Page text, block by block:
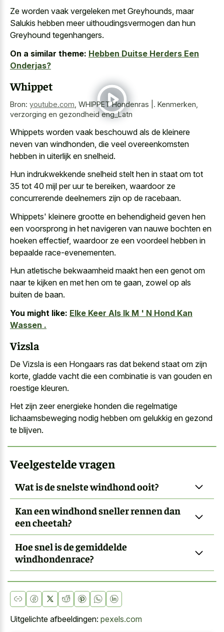
Ze worden vaak vergeleken met Greyhounds, maar
Salukis hebben meer uithoudingsvermogen dan hun
Greyhound tegenhangers.
On a similar theme: Hebben Duitse Herders Een
Onderjas?
Whippet
Bron: youtube.com WHIPPET Hondenras |. Kenmerken,
verzorging en gezondheid eng_Latn
Whippets worden vaak beschouwd als de kleinere
neven van windhonden, die veel overeenkomsten
hebben in uiterlijk en snelheid.
Hun indrukwekkende snelheid stelt hen in staat om tot
35 tot 40 mijl per uur te bereiken, waardoor ze
concurrerende deelnemers zijn op de racebaan.
Whippets' kleinere grootte en behendigheid geven hen
een voorsprong in het navigeren van nauwe bochten en
hoeken effectief, waardoor ze een voordeel hebben in
bepaalde race-evenementen.
Hun atletische bekwaamheid maakt hen een genot om
naar te kijken en met hen om te gaan, zowel op als
buiten de baan.
You might like: Elke Keer Als Ik M ' N Hond Kan
Wassen .
Vizsla
De Vizsla is een Hongaars ras dat bekend staat om zijn
korte, gladde vacht die een combinatie is van gouden en
roestige kleuren.
Het zijn zeer energieke honden die regelmatige
lichaamsbeweging nodig hebben om gelukkig en gezond
te blijven.
Veelgestelde vragen
Wat is de snelste windhond ooit?
Kan een windhond sneller rennen dan
een cheetah?
Hoe snel is de gemiddelde
windhondenrace?
Uitgelichte afbeeldingen: pexels.com